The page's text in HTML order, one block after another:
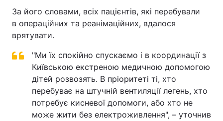
Техно і зв'язок Лайт
Здоров'я Туризм
Цікавинки Погода
Екологія
За його словами, всіх пацієнтів, які перебували
в операційних та реанімаційних, вдалося
врятувати.
"Ми їх спокійно спускаємо і в координації з
Київською екстреною медичною допомогою
дітей розвозять. В пріоритеті ті, хто
перебуває на штучній вентиляції легень, хто
потребує кисневої допомоги, або хто не
може жити без електроживлення", – уточнив